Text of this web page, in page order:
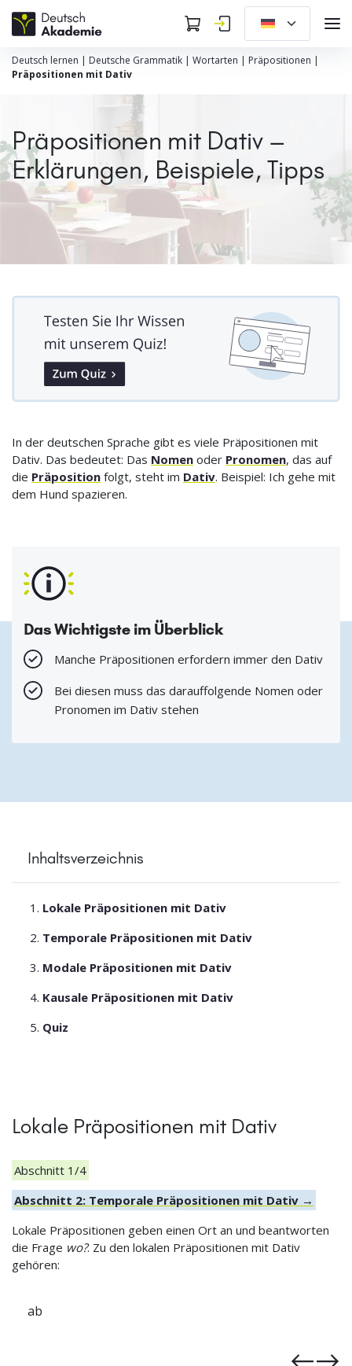
Deutsch lernen | Deutsche Grammatik | Wortarten | Präpositionen |
Präpositionen mit Dativ
Präpositionen mit Dativ –
Erklärungen, Beispiele, Tipps
In der deutschen Sprache gibt es viele Präpositionen mit
Dativ. Das bedeutet: Das Nomen oder Pronomen, das auf
die Präposition folgt, steht im Dativ. Beispiel: Ich gehe mit
dem Hund spazieren.
Das Wichtigste im Überblick
Manche Präpositionen erfordern immer den Dativ
Bei diesen muss das darauffolgende Nomen oder
Pronomen im Dativ stehen
Inhaltsverzeichnis
Lokale Präpositionen mit Dativ
Temporale Präpositionen mit Dativ
Modale Präpositionen mit Dativ
Kausale Präpositionen mit Dativ
Quiz
Lokale Präpositionen mit Dativ
Abschnitt 1/4
Abschnitt 2: Temporale Präpositionen mit Dativ →
Lokale Präpositionen geben einen Ort an und beantworten
die Frage wo?. Zu den lokalen Präpositionen mit Dativ
gehören: